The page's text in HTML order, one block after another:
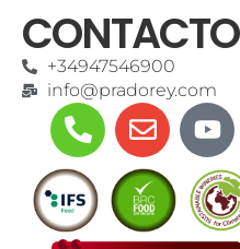
CONTACTO
+34947546900
info@pradorey.com